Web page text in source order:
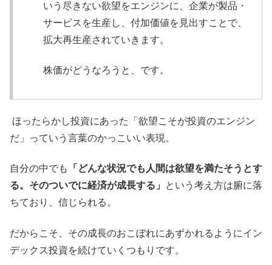
いう尽きない欲望をエンジンに、企業が製品・
サービスを生産し、付加価値を見出すことで、
拡大再生産されていきます。
株価がどうなろうと、です。
ほったらかし投資にあった「欲望こそが投資のエンジン
だ」っていう言葉のかっこいい表現。
自分の中でも
「どんな状況でも人間は欲望を満たそうとす
る。そのついでに経済が成長する」
という考え方は腑に落
ちており、信じられる。
だからこそ、その成長のおこぼれにあずかれるようにイン
デックス投資を続けていくつもりです。